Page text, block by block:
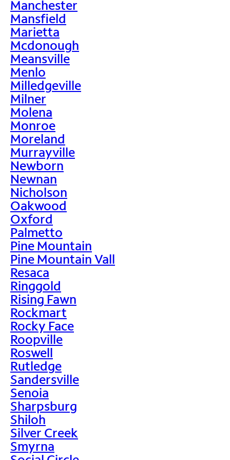
Manchester
Mansfield
Marietta
Mcdonough
Meansville
Menlo
Milledgeville
Milner
Molena
Monroe
Moreland
Murrayville
Newborn
Newnan
Nicholson
Oakwood
Oxford
Palmetto
Pine Mountain
Pine Mountain Vall
Resaca
Ringgold
Rising Fawn
Rockmart
Rocky Face
Roopville
Roswell
Rutledge
Sandersville
Senoia
Sharpsburg
Shiloh
Silver Creek
Smyrna